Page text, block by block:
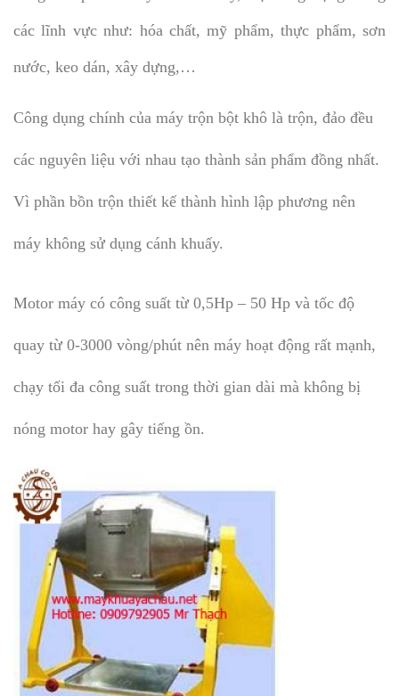
các lĩnh vực như: hóa chất, mỹ phẩm, thực phẩm, sơn
nước, keo dán, xây dựng,…
Công dụng chính của máy trộn bột khô là trộn, đảo đều
các nguyên liệu với nhau tạo thành sản phẩm đồng nhất.
Vì phần bồn trộn thiết kế thành hình lập phương nên
máy không sử dụng cánh khuấy.
Motor máy có công suất từ 0,5Hp – 50 Hp và tốc độ
quay từ 0-3000 vòng/phút nên máy hoạt động rất mạnh,
chạy tối đa công suất trong thời gian dài mà không bị
nóng motor hay gây tiếng ồn.